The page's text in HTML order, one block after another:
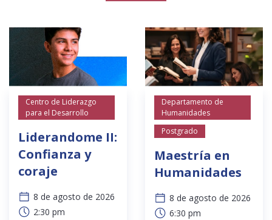
Centro de Liderazgo
para el Desarrollo
Liderandome II:
Confianza y
coraje
8 de agosto de 2026
2:30 pm
Departamento de
Humanidades
Postgrado
Maestría en
Humanidades
8 de agosto de 2026
6:30 pm